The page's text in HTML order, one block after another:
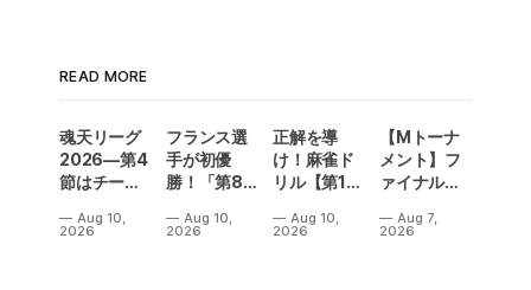
READ MORE
魂天リーグ
2026—第4
節はチーム
ついに首位
Aug 10,
2026
フランス選
手が初優
勝！「第8
パ麻雀選手
Aug 10,
2026
正解を導
け！麻雀ド
リル【第15
Aug 10,
2026
【Mトーナ
メント】フ
ァイナル／2
ニバル！東
Aug 7,
2026